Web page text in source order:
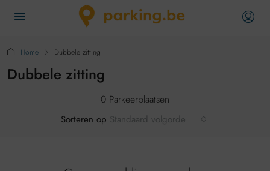
Home Dubbele zitting
Dubbele zitting
0 Parkeerplaatsen
Sorteren op Standaard volgorde